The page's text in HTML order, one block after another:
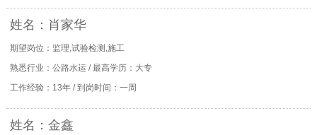
姓名：肖家华
期望岗位：监理,试验检测,施工
熟悉行业：公路水运 / 最高学历：大专
工作经验：13年 / 到岗时间：一周
姓名：金鑫